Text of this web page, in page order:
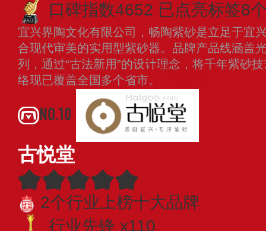
口碑指数4652 已点亮标签8
宜兴界陶文化有限公司，畅陶紫砂是立足于宜
合现代审美的实用型紫砂器。品牌产品线涵盖
列，通过“古法新用”的设计理念，将千年紫砂
络现已覆盖全国多个省市。
NO.10
古悦堂
2个行业上榜十大品牌
行业先锋 x110